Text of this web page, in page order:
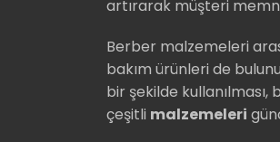
artırarak müşteri
Berber malzemeleri
bakım ürünleri de
bir şekilde
çeşitli malzemeleri